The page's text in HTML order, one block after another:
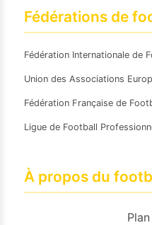
Fédérations de
Fédération Internationale de
Union des Associations
Fédération Française de
Ligue de Football
À propos du